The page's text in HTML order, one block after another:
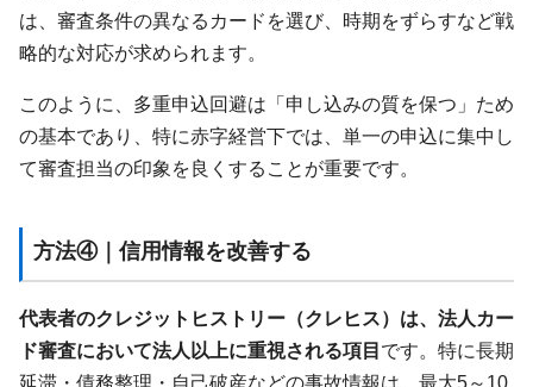
は、審査条件の異なるカードを選び、時期をずらすなど戦
略的な対応が求められます。
このように、多重申込回避は「申し込みの質を保つ」ため
の基本であり、特に赤字経営下では、単一の申込に集中し
て審査担当の印象を良くすることが重要です。
方法④｜信用情報を改善する
代表者のクレジットヒストリー（クレヒス）は、法人カー
ド審査において法人以上に重視される項目 です。特に長期